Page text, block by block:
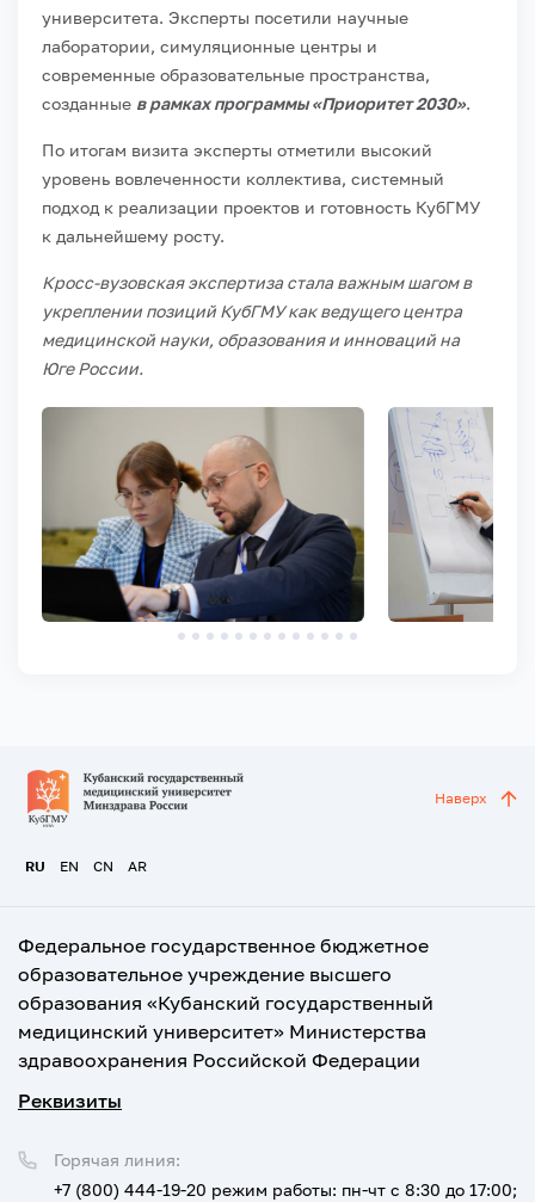
университета. Эксперты посетили научные
лаборатории, симуляционные центры и
современные образовательные пространства,
созданные в рамках программы «Приоритет 2030».
По итогам визита эксперты отметили высокий
уровень вовлеченности коллектива, системный
подход к реализации проектов и готовность КубГМУ
к дальнейшему росту.
Кросс-вузовская экспертиза стала важным шагом в
укреплении позиций КубГМУ как ведущего центра
медицинской науки, образования и инноваций на
Юге России.
RU EN CN AR
Наверх
Федеральное государственное бюджетное
образовательное учреждение высшего
образования «Кубанский государственный
медицинский университет» Министерства
здравоохранения Российской Федерации
Реквизиты
Горячая линия:
+7 (800) 444-19-20 режим работы: пн-чт с 8:30 до 17:00;